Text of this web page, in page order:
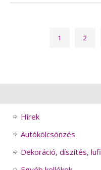
1 2
Hírek
Autókölcsönzés
Dekoráció, díszítés, lufi